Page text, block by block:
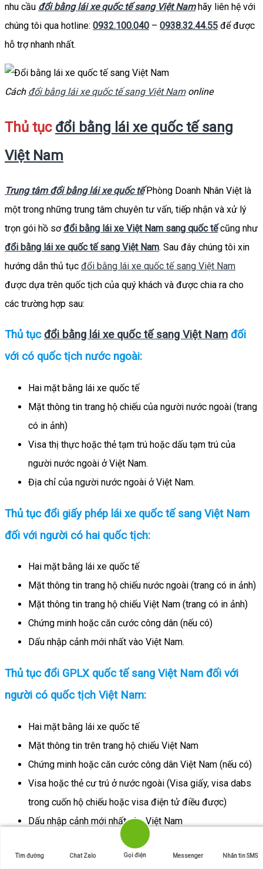
nhu cầu đổi bằng lái xe quốc tế sang Việt Namhãy liên hệ với
chúng tôi qua hotline: 0932.100.040 – 0938.32.44.55 để được
hỗ trợ nhanh nhất.
Cách đổi bằng lái xe quốc tế sang Việt Namonline
Thủ tục đổi bằng lái xe quốc tế sang
Việt Nam
Trung tâm đổi bằng lái xe quốc tếPhòng Doanh Nhân Việt là
một trong những trung tâm chuyên tư vấn, tiếp nhận và xử lý
trọn gói hồ sơđổi bằng lái xe Việt Nam sang quốc tếcũng như
đổi bằng lái xe quốc tế sang Việt Nam. Sau đây chúng tôi xin
hướng dẫn thủ tục đổi bằng lái xe quốc tế sang Việt Nam
được dựa trên quốc tịch của quý khách và được chia ra cho
các trường hợp sau:
Thủ tụcđổi bằng lái xe quốc tế sang Việt Nam đối
với có quốc tịch nước ngoài:
Hai mặt bằng lái xe quốc tế
Mặt thông tin trang hộ chiếu của người nước ngoài (trang
có in ảnh)
Visa thị thực hoặc thẻ tạm trú hoặc dấu tạm trú của
người nước ngoài ở Việt Nam.
Địa chỉ của người nước ngoài ở Việt Nam.
Thủ tục đổi giấy phép lái xe quốc tế sang Việt Nam
đối với người có hai quốc tịch:
Hai mặt bằng lái xe quốc tế
Mặt thông tin trang hộ chiếu nước ngoài (trang có in ảnh)
Mặt thông tin trang hộ chiếu Việt Nam (trang có in ảnh)
Chứng minh hoặc căn cước công dân (nếu có)
Dấu nhập cảnh mới nhất vào Việt Nam.
Thủ tục đổi GPLX quốc tế sang Việt Nam đối với
người có quốc tịch Việt Nam:
Hai mặt bằng lái xe quốc tế
Mặt thông tin trên trang hộ chiếu Việt Nam
Chứng minh hoặc căn cước công dân Việt Nam (nếu có)
Visa hoặc thẻ cư trú ở nước ngoài (Visa giấy, visa dabs
trong cuốn hộ chiếu hoặc visa điện tử điều được)
Dấu nhập cảnh mới nhất vào Việt Nam
đổi bằng lái xe quốc tế sang Việt Nam
Tìm đường Chat Zalo Gọi điện Messenger Nhắn tin SMS